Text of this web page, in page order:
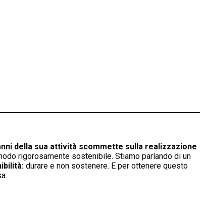
della sua attività scommette sulla realizzazione
rigorosamente sostenibile. Stiamo parlando di un
durare e non sostenere. E per ottenere questo